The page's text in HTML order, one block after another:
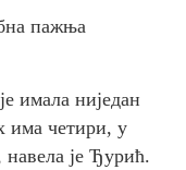
пажња
имала ниједан
има четири, у
навела је Ђурић.